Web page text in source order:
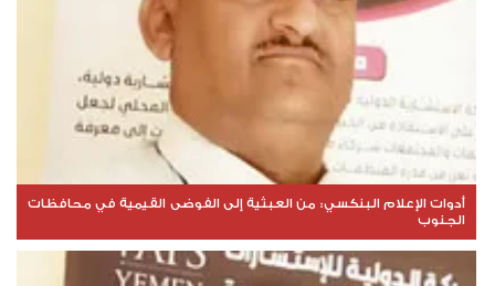
أدوات الإعلام البنكسي: من العبثية إلى الفوضى القيمية في محافظات
الجنوب